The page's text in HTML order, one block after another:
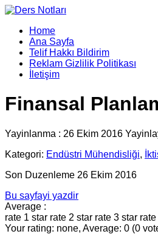
Home
Ana Sayfa
Telif Hakkı Bildirim
Reklam Gizlilik Politikası
İletişim
Finansal
Yayinlanma : 26 Ekim 2016
Kategori: Endüstri Mühendisliği,
Son Duzenleme 26 Ekim 2016
Bu sayfayi yazdir
Average :
rate 1 star rate 2 star rate 3 star
Your rating: none, Average: 0 (0